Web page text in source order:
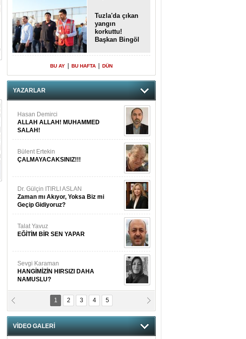
Tuzla'da çıkan
yangın
korkuttu!
Başkan Bingöl
BU AY BU HAFTA DÜN
YAZARLAR
Hasan Demirci
ALLAH ALLAH! MUHAMMED
SALAH!
Bülent Ertekin
ÇALMAYACAKSINIZ!!!
Dr. Gülçin ITIRLI ASLAN
Zaman mı Akıyor, Yoksa Biz mi
Geçip Gidiyoruz?
Talat Yavuz
EĞİTİM BİR SEN YAPAR
Sevgi Karaman
HANGİMİZİN HIRSIZI DAHA
NAMUSLU?
Prof. Dr. Cahit Kurbanoğlu
1 2 3 4 5
VİDEO GALERİ